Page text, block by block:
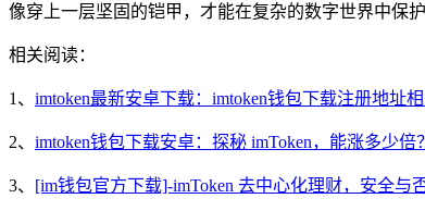
像穿上一层坚固的铠甲，才能在复杂的数字世界中保
相关阅读：
1、 imtoken最新安卓下载：imtoken钱包下载注册地址
2、 imtoken钱包下载安卓：探秘 imToken，能涨多少倍？
3、 [im钱包官方下载]-imToken 去中心化理财，安全与